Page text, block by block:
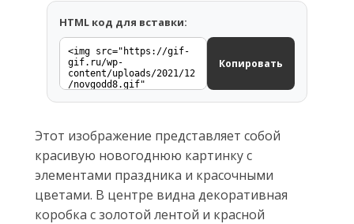
HTML код для вставки:
Копировать
Этот изображение представляет собой
красивую новогоднюю картинку с
элементами праздника и красочными
цветами. В центре видна декоративная
коробка с золотой лентой и красной